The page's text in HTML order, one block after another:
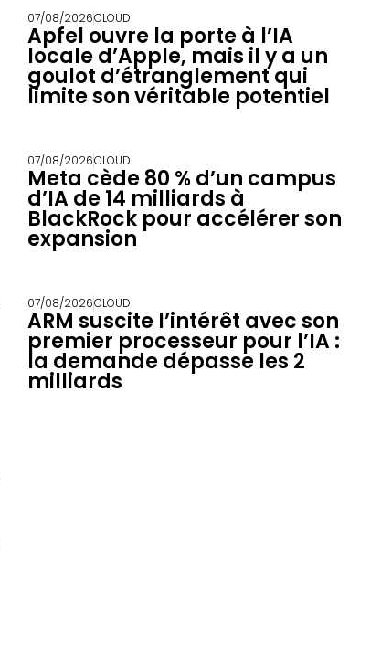
07/08/2026CLOUD
Apfel ouvre la porte à l’IA
locale d’Apple, mais il y a un
goulot d’étranglement qui
limite son véritable potentiel
07/08/2026CLOUD
Meta cède 80 % d’un campus
d’IA de 14 milliards à
BlackRock pour accélérer son
expansion
07/08/2026CLOUD
ARM suscite l’intérêt avec son
premier processeur pour l’IA :
la demande dépasse les 2
milliards